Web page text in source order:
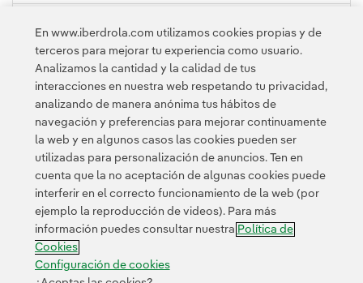
Contacta Política de Privacidad Información legal
Transparencia en el uso de la IA Política de cookies
Configuración de cookies Accesibilidad Canal de denuncias
En www.iberdrola.com utilizamos cookies propias y de
terceros para mejorar tu experiencia como usuario.
Analizamos la cantidad y la calidad de tus
interacciones en nuestra web respetando tu privacidad,
analizando de manera anónima tus hábitos de
navegación y preferencias para mejorar continuamente
la web y en algunos casos las cookies pueden ser
utilizadas para personalización de anuncios. Ten en
cuenta que la no aceptación de algunas cookies puede
interferir en el correcto funcionamiento de la web (por
ejemplo la reproducción de videos). Para más
información puedes consultar nuestra Política de
Cookies
Configuración de cookies